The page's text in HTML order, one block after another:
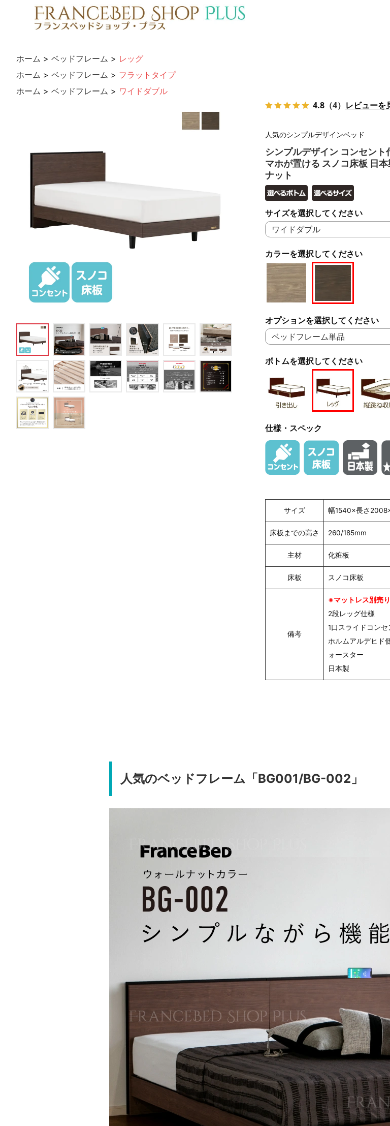
ホーム > ベッドフレーム > レッグ
ホーム > ベッドフレーム > フラットタイプ
ホーム > ベッドフレーム > ワイドダブル
4.8 （4） レビューを
人気のシンプルデザインベッド
シンプルデザイン コンセン
マホが置ける スノコ床板 日
ナット
カラーを選択してください
サイズを選択してください
オプションを選択してください
ボトムを選択してください
仕様・スペック
サイズ 幅1540×長さ
床板までの高さ 260/185mm
主材 化粧板
床板 スノコ床板
備考
※マットレス別売り
2段レッグ仕様
1口スライドコン
ホルムアルデヒ
ォースター
日本製
人気のベッドフレーム「BG001/BG-002」